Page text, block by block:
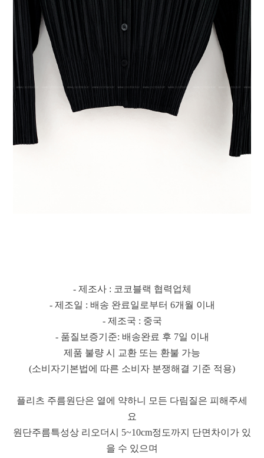
- 제조사 : 코코블랙 협력업체
- 제조일 : 배송 완료일로부터 6개월 이내
- 제조국 : 중국
- 품질보증기준: 배송완료 후 7일 이내
제품 불량 시 교환 또는 환불 가능
(소비자기본법에 따른 소비자 분쟁해결 기준 적용)
플리츠 주름원단은 열에 약하니 모든 다림질은 피해주세
요
원단주름특성상 리오더시 5~10cm정도까지 단면차이가 있
을 수 있으며